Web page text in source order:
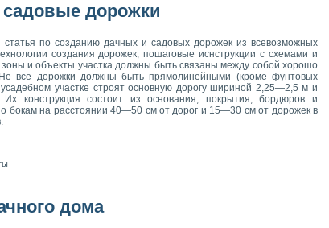
дорожки
по созданию дачных и садовых дорожек из всевозможных
создания дорожек, пошаговые иснструкции с схемами и
и объекты участка должны быть связаны между собой хорошо
все дорожки должны быть прямолинейными (кроме фунтовых
участке строят основную дорогу шириной 2,25—2,5 м и
конструкция состоит из основания, покрытия, бордюров и
бокам на расстоянии 40—50 см от дорог и 15—30 см от дорожек в
дома